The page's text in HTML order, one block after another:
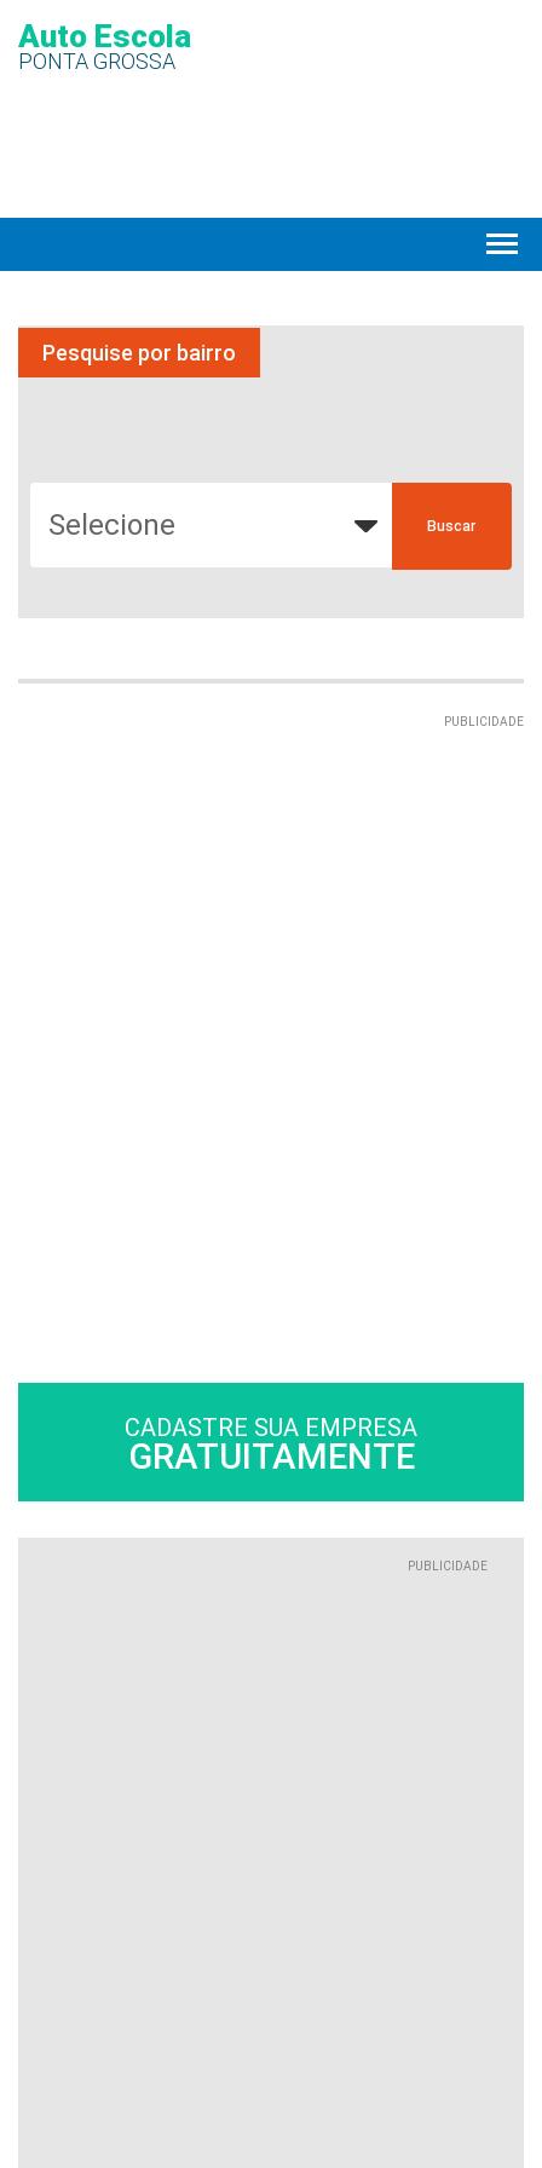
Auto Escola
PONTA GROSSA
Pesquise por bairro
PUBLICIDADE
CADASTRE SUA EMPRESA
GRATUITAMENTE
PUBLICIDADE